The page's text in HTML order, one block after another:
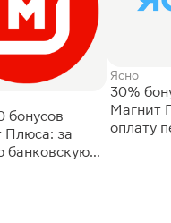
бонусов
Плюса: за
банковскую
Ясно
30%
Магнит
оплату